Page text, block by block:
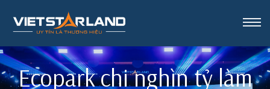
Ecopark chi nghìn tỷ làm
Vinh